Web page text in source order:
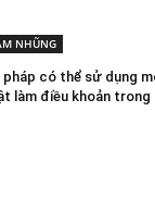
NHŨNG
pháp có thể sử dụng
làm điều khoản